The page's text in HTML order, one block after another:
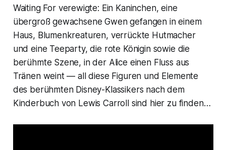
Waiting Forverewigte: Ein Kaninchen, eine
übergroß gewachsene Gwen gefangen in einem
Haus, Blumenkreaturen, verrückte Hutmacher
und eine Teeparty, die rote Königin sowie die
berühmte Szene, in der Alice einen Fluss aus
Tränen weint — all diese Figuren und Elemente
des berühmten Disney-Klassikers nach dem
Kinderbuch von Lewis Carroll sind hier zu finden…